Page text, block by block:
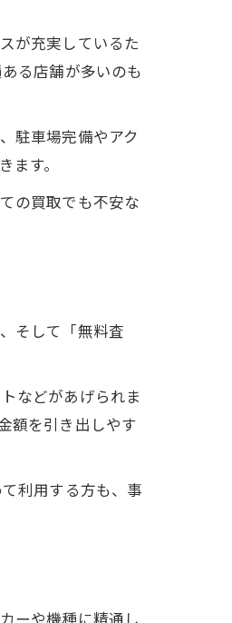
が充実しているた
る店舗が多いのも
駐車場完備やアク
す。
の買取でも不安な
そして「無料査
などがあげられま
額を引き出しやす
利用する方も、事
ーや機種に精通し